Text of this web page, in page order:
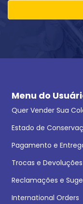
Menu do
Quer Vender Sua
Estado de
Pagamento e
Trocas e Devoluções
Reclamações e
International Orders